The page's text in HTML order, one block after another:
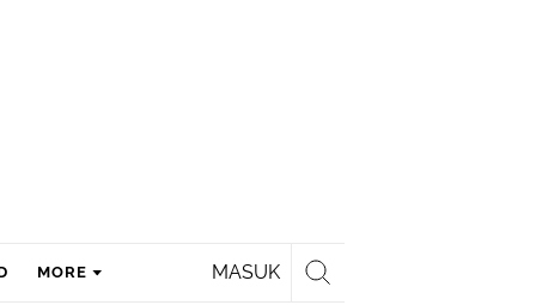
MASUK
MORE